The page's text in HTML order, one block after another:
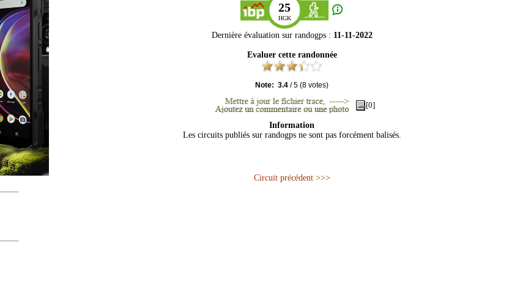
25
HGK
Dernière évaluation sur randogps : 11-11-2022
Evaluer cette randonnée
Note: 3.4 /5 (8 votes)
[0]
Information
Les circuits publiés sur randogps ne sont pas forcément balisés.
Circuit précédent >>>